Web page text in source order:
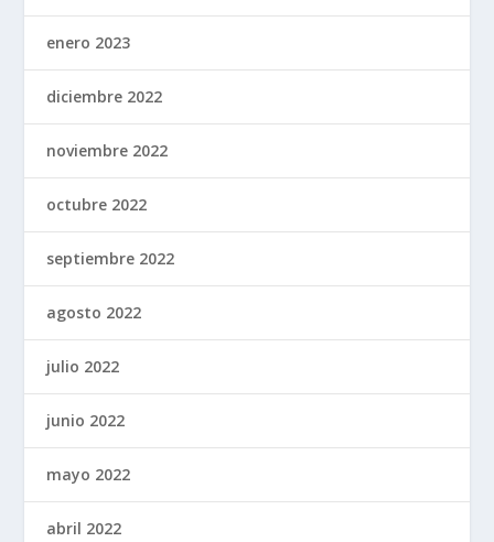
enero 2023
diciembre 2022
noviembre 2022
octubre 2022
septiembre 2022
agosto 2022
julio 2022
junio 2022
mayo 2022
abril 2022